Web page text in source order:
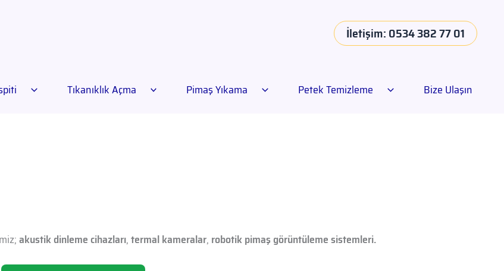
İletişim: 0534 382 77 01
Tıkanıklık Açma Pimaş Yıkama Petek Temizleme Bize Ulaşın
akustik dinleme cihazları,termal kameralar, robotik pimaş görüntüleme sistemleri.